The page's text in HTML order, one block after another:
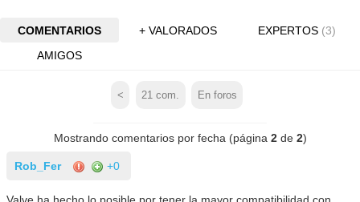
COMENTARIOS + VALORADOS EXPERTOS (3)
AMIGOS
< 21 com. En foros
Mostrando comentarios por fecha (página 2de 2)
Rob_Fer +0